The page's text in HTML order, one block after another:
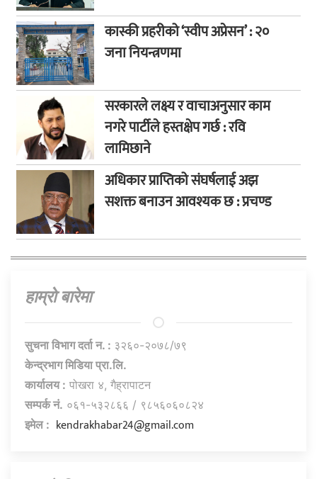
कास्की प्रहरीको ‘स्वीप अप्रेसन’ : २०
जना नियन्त्रणमा
सरकारले लक्ष्य र वाचाअनुसार काम
नगरे पार्टीले हस्तक्षेप गर्छ : रवि
लामिछाने
अधिकार प्राप्तिको संघर्षलाई अझ
सशक्त बनाउन आवश्यक छ : प्रचण्ड
हाम्राे बारेमा
सुचना विभाग दर्ता न. : ३२६०-२०७८/७९
केन्द्रभाग मिडिया प्रा.लि.
कार्यालय : पोखरा ४, गैह्रापाटन
सम्पर्क नं. ०६१-५३२८६६ / ९८५६०६०८२४
इमेल : kendrakhabar24@gmail.com